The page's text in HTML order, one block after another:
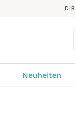
Neuheiten